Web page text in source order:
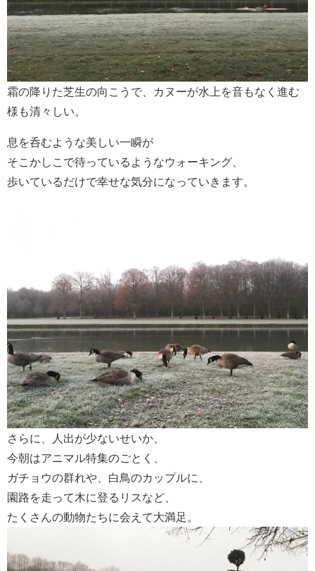
霜の降りた芝生の向こうで、カヌーが水上を音もなく進む
様も清々しい。
息を呑むような美しい一瞬が
そこかしこで待っているようなウォーキング、
歩いているだけで幸せな気分になっていきます。
さらに、人出が少ないせいか、
今朝はアニマル特集のごとく、
ガチョウの群れや、白鳥のカップルに、
園路を走って木に登るリスなど、
たくさんの動物たちに会えて大満足。